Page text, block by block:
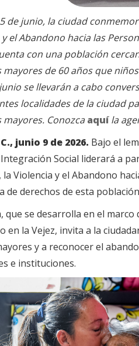
de junio, la ciudad
y el Abandono hacia las
con una población
mayores de 60 años que
se llevarán a cabo
localidades de la ciudad
mayores. Conozcaaquí la
junio 9 de 2026. Bajo el
Social liderará a
Violencia y el Abandono
de derechos de esta
que se desarrolla en el
en la Vejez, invita a la
y a reconocer el
e instituciones.